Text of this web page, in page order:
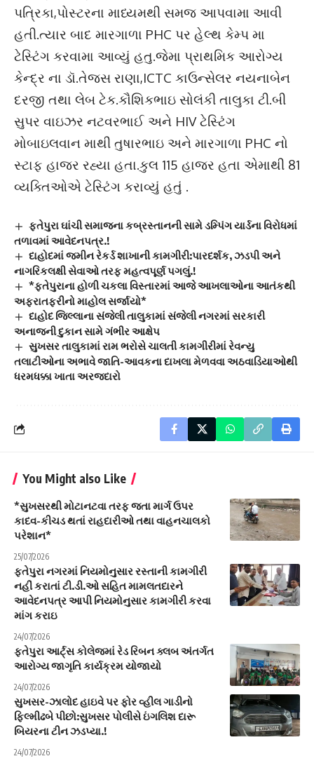
પત્રિકા,પોસ્ટરના માધ્યમથી સમજ આપવામા આવી
હતી.ત્યાર બાદ મારગાળા PHC પર હેલ્થ કેમ્પ મા
ટેસ્ટિંગ કરવામા આવ્યું હતુ.જેમા પ્રાથમિક આરોગ્ય
કેન્દ્ર ના ડૉ.તેજસ રાણા,ICTC કાઉન્સેલર નયનાબેન
દરજી તથા લેબ ટેક.કૌશિકભાઇ સોલંકી તાલુકા ટી.બી
સુપર વાઇઝર નટવરભાઈ અને HIV ટેસ્ટિંગ
મોબાઇલવાન માથી તુષારભાઇ અને મારગાળા PHC નો
સ્ટાફ હાજર રહ્યા હતા.કુલ 115 હાજર હતા એમાથી 81
વ્યક્તિઓએ ટેસ્ટિંગ કરાવ્યું હતું .
ફતેપુરા ઘાંચી સમાજના કબ્રસ્તાનની સામે ડમ્પિંગ યાર્ડના વિરોધમાં
તળાવમાં આવેદનપત્ર.!
દાહોદમાં જમીન રેકર્ડ શાખાની કામગીરી:પારદર્શક, ઝડપી અને
નાગરિકલક્ષી સેવાઓ તરફ મહત્વપૂર્ણ પગલું.!
*ફતેપુરાના હોળી ચકલા વિસ્તારમાં આજે આખલાઓના આતંકથી
અફરાતફરીનો માહોલ સર્જાયો*
દાહોદ જિલ્લાના સંજેલી તાલુકામાં સંજેલી નગરમાં સરકારી
અનાજની દુકાન સામે ગંભીર આક્ષેપ
સુખસર તાલુકામાં રામ ભરોસે ચાલતી કામગીરીમાં રેવન્યુ
તલાટીઓના અભાવે જાતિ-આવકના દાખલા મેળવવા અઠવાડિયાઓથી
ધરમધક્કા ખાતા અરજદારો
You Might also Like
*સુખસરથી મોટાનટવા તરફ જતા માર્ગ ઉપર
કાદવ-કીચડ થતાં રાહદારીઓ તથા વાહનચાલકો
પરેશાન*
25/07/2026
ફતેપુરા નગરમાં નિયમોનુસાર રસ્તાની કામગીરી
નહીં કરાતાં ટી.ડી.ઓ સહિત મામલતદારને
આવેદનપત્ર આપી નિયમોનુસાર કામગીરી કરવા
માંગ કરાઇ
24/07/2026
ફતેપુરા આર્ટ્સ કોલેજમાં રેડ રિબન ક્લબ અંતર્ગત
આરોગ્ય જાગૃતિ કાર્યક્રમ યોજાયો
24/07/2026
સુખસર-ઝાલોદ હાઇવે પર ફોર વ્હીલ ગાડીનો
ફિલ્મીઢબે પીછો:સુખસર પોલીસે ઇંગલિશ દારૂ
બિયરના ટીન ઝડપ્યા.!
24/07/2026